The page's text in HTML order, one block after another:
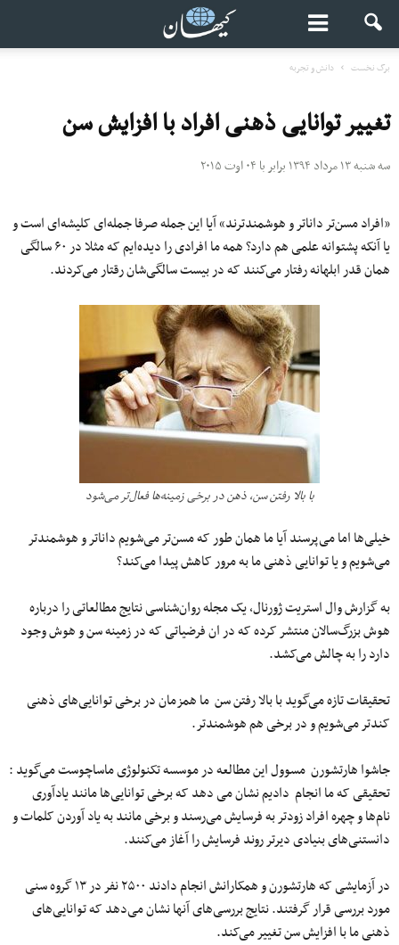
برگ نخست دانش و تجربه
تغییر توانایی ذهنی افراد با افزایش سن
سه شنبه ۱۳ مرداد ۱۳۹۴ برابر با ۰۴ اوت ۲۰۱۵
«افراد مسن‌تر داناتر و هوشمندترند» آیا این جمله صرفا جمله‌ای کلیشه‌ای است و
یا آنکه پشتوانه علمی هم دارد؟ همه ما افرادی را دیده‌ایم که مثلا در ۶۰ سالگی
همان قدر ابلهانه رفتار می‌کنند که در بیست سالگی‌شان رقتار می‌کردند.
با بالا رفتن سن، ذهن در برخی زمینه‌ها فعال‌تر می‌شود
خیلی‌ها اما می‌پرسند آیا ما همان طور که مسن‌تر می‌شویم داناتر و هوشمندتر
می‌شویم و یا توانایی ذهنی ما به مرور کاهش پیدا می‌کند؟
به گزارش وال استریت ژورنال، یک مجله روان‌شناسی نتایج مطالعاتی را درباره
هوش بزرگ‌سالان منتشر کرده که در‌ ان فرضیاتی که در زمینه سن و هوش وجود
دارد را به چالش می‌کشد.
تحقیقات تازه می‌گوید با بالا رفتن سن ما همزمان در برخی توانایی‌های ذهنی
کندتر می‌شویم و در برخی هم هوشمندتر.
جاشوا هارتشورن مسوول این مطالعه در موسسه تکنولوژی ماساچوست می‌گوید :
تحقیقی که ما انجام دادیم نشان می دهد که برخی توانایی‌ها مانند یادآوری
نام‌ها و چهره افراد زودتر به فرسایش می‌رسند و برخی مانند به یاد آوردن کلمات و
دانستنی‌های بنیادی دیرتر روند فرسایش را آغاز می‌کنند.
در آزمایشی که هارتشورن و همکارانش انجام دادند ۲۵۰۰ نفر در ۱۳ گروه سنی
مورد بررسی قرار گرفتند. نتایج بررسی‌های آنها نشان می‌دهد که توانایی‌های
ذهنی ما با افزایش سن تغییر می‌کند.